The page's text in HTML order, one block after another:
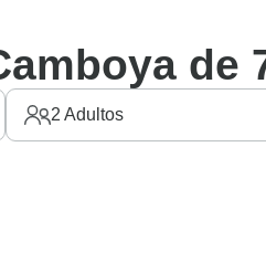
de
2 Adultos